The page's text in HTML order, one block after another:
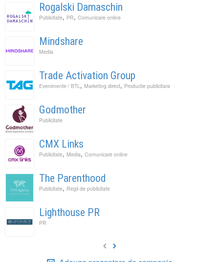
Rogalski Damaschin
Publicitate, PR, Comunicare online
Mindshare
Media
Trade Activation Group
Evenimente / BTL , Marketing direct, Productie publicitara
Godmother
Publicitate
CMX Links
Publicitate, Media, Comunicare online
The Parenthood
Publicitate, Regii de publicitate
Lighthouse PR
PR